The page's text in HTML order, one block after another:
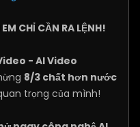
CHỈ CẦN RA LỆNH!
- AI Video
8/3 chất hơn nước
trọng của mình!